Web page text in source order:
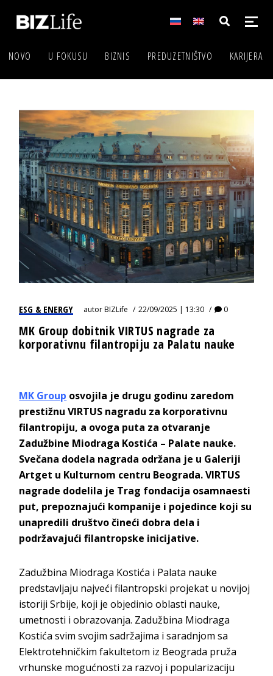
NOVO U FOKUSU BIZNIS PREDUZETNIŠTVO KARIJERA
ESG & ENERGY autorBIZLife 22/09/2025 | 13:30 0
MK Group dobitnik VIRTUS nagrade za
korporativnu filantropiju za Palatu nauke
MK Group osvojila je drugu godinu zaredom
prestižnu VIRTUS nagradu za korporativnu
filantropiju, a ovoga puta za otvaranje
Zadužbine Miodraga Kostića – Palate nauke.
Svečana dodela nagrada održana je u Galeriji
Artget u Kulturnom centru Beograda. VIRTUS
nagrade dodelila je Trag fondacija osamnaesti
put, prepoznajući kompanije i pojedince koji su
unapredili društvo čineći dobra dela i
podržavajući filantropske inicijative.
Zadužbina Miodraga Kostića i Palata nauke
predstavljaju najveći filantropski projekat u novijoj
istoriji Srbije, koji je objedinio oblasti nauke,
umetnosti i obrazovanja. Zadužbina Miodraga
Kostića svim svojim sadržajima i saradnjom sa
Elektrotehničkim fakultetom iz Beograda pruža
vrhunske mogućnosti za razvoj i popularizaciju